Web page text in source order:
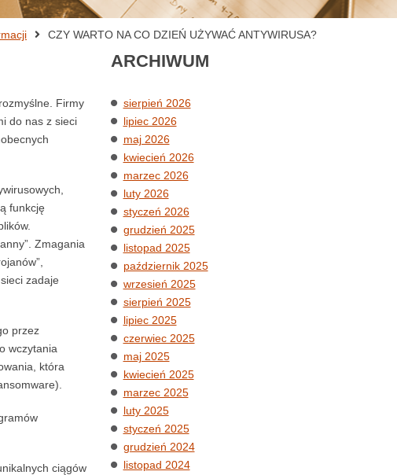
CZY WARTO NA CO DZIEŃ UŻYWAĆ ANTYWIRUSA?
Firmy
do nas z sieci
funkcję
Zmagania
zadaje
przez
wczytania
która
ciągów
ARCHIWUM
sierpień 2026
lipiec 2026
maj 2026
kwiecień 2026
marzec 2026
luty 2026
styczeń 2026
grudzień 2025
listopad 2025
październik 2025
wrzesień 2025
sierpień 2025
lipiec 2025
czerwiec 2025
maj 2025
kwiecień 2025
marzec 2025
luty 2025
styczeń 2025
grudzień 2024
listopad 2024